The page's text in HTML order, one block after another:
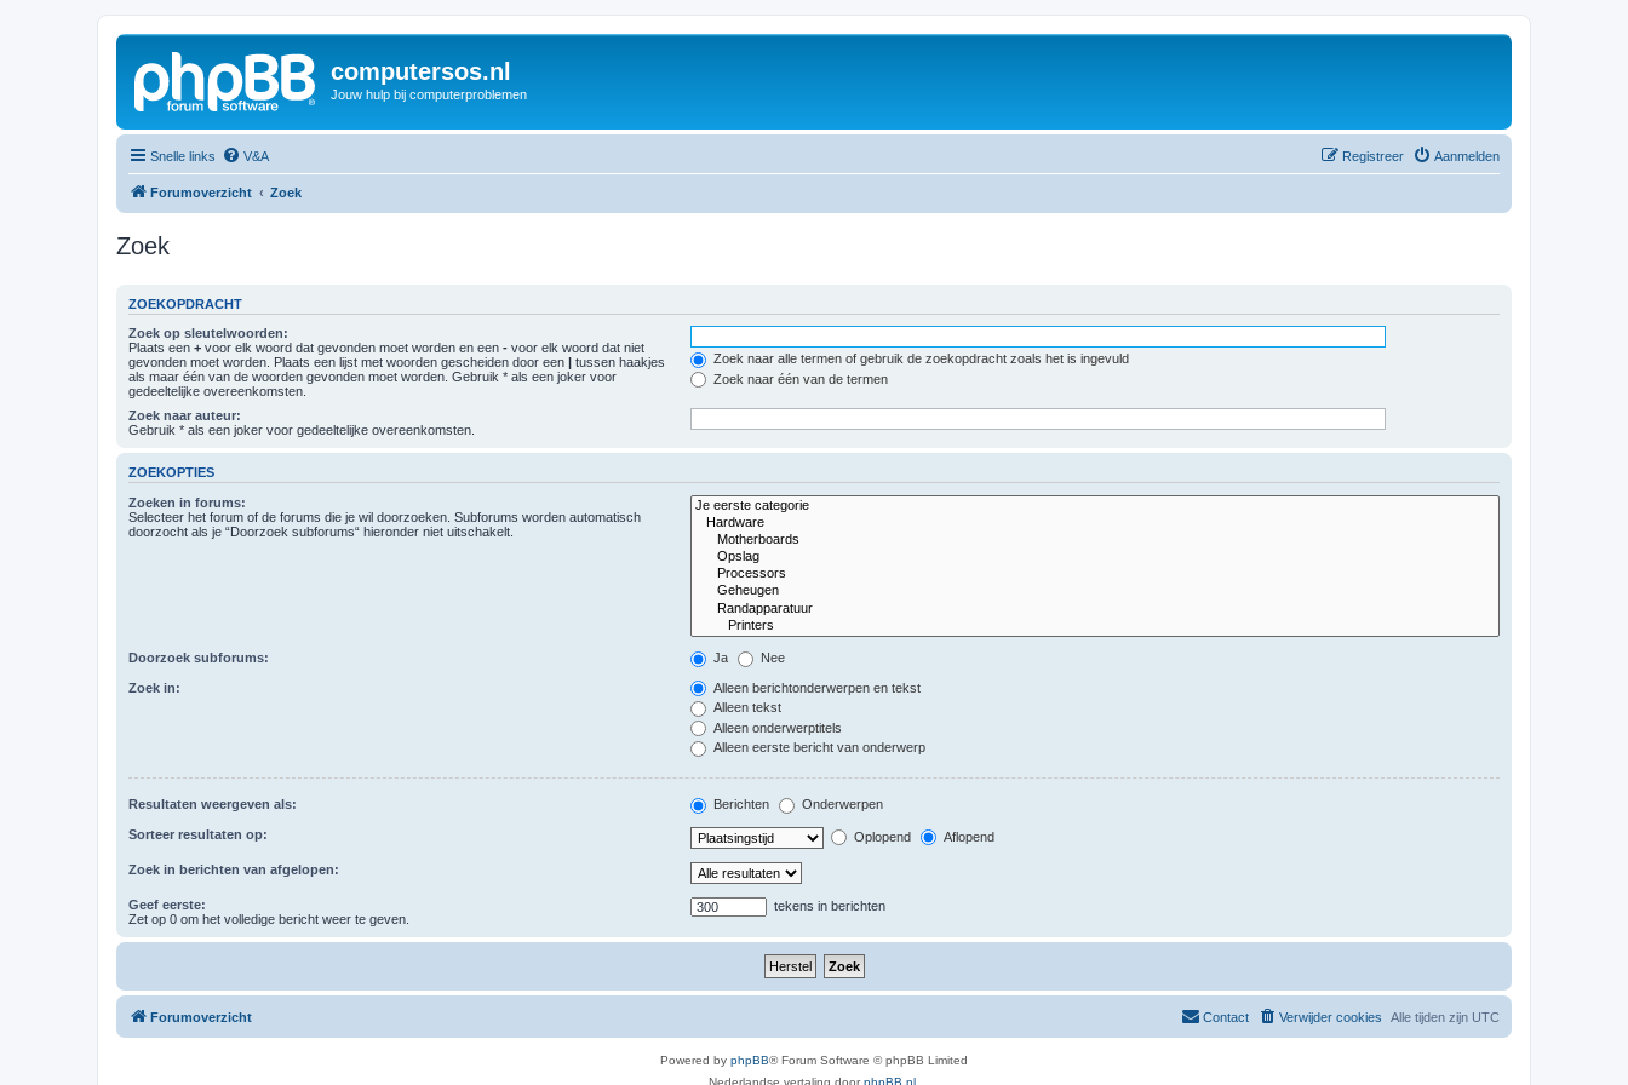
computersos.nl
Jouw hulp bij computerproblemen
Snelle links V&A Aanmelden
Registreer
Forumoverzicht Zoek
Zoek
ZOEKOPDRACHT
Zoek op sleutelwoorden:
Plaats een + voor elk woord dat gevonden moet worden en een - voor elk woord dat niet
gevonden moet worden. Plaats een lijst met woorden gescheiden door een | tussen haakjes
als maar één van de woorden gevonden moet worden. Gebruik * als een joker voor
gedeeltelijke overeenkomsten.
Zoek naar alle termen of gebruik de zoekopdracht zoals het is ingevuld
Zoek naar één van de termen
Zoek naar auteur:
Gebruik * als een joker voor gedeeltelijke overeenkomsten.
ZOEKOPTIES
Zoeken in forums:
Selecteer het forum of de forums die je wil doorzoeken. Subforums worden automatisch
doorzocht als je “Doorzoek subforums“ hieronder niet uitschakelt.
Doorzoek subforums: Ja Nee
Zoek in:
Alleen berichtonderwerpen en tekst
Alleen tekst
Alleen onderwerptitels
Alleen eerste bericht van onderwerp
Resultaten weergeven als: Berichten Onderwerpen
Sorteer resultaten op: Oplopend Aflopend
Zoek in berichten van afgelopen:
Geef eerste:
Zet op 0 om het volledige bericht weer te geven.
tekens in berichten
Forumoverzicht Alle tijden zijn UTC
Verwijder cookies
Contact
Powered by phpBB® Forum Software © phpBB Limited
Nederlandse vertaling doorphpBB.nl